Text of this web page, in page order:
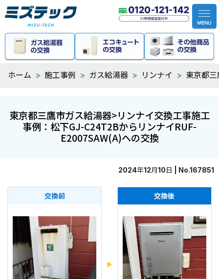
ホーム 施工事例 ガス給湯器 リンナイ 東京都
東京都三鷹市ガス給湯器>リンナイ交換工事施工
事例：松下GJ-C24T2BからリンナイRUF-
E2007SAW(A)への交換
2024年12月10日 | No.167851
交換前 交換後